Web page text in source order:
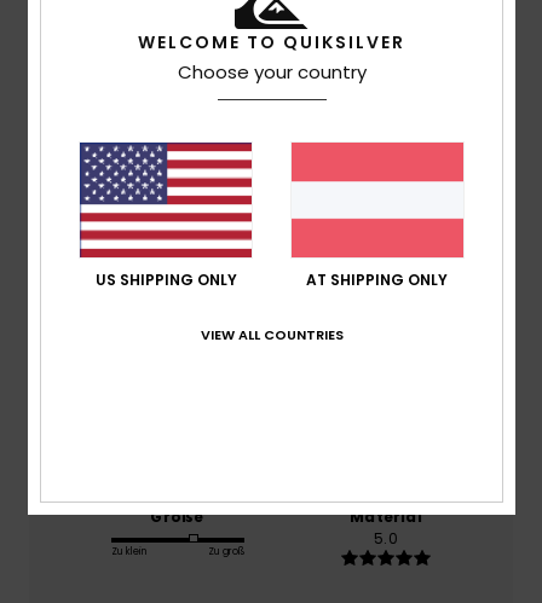
Durchschnittliche Bewertung
4.5/5
basierend auf2 verifizierten Bewertungen
September 2025
100% unserer Kunden empfehlen dieses Produkt
5.0
Größe
Zu klein Zu groß
Material
5.0
WELCOME TO QUIKSILVER
Choose your country
US SHIPPING ONLY AT SHIPPING ONLY
VIEW ALL COUNTRIES